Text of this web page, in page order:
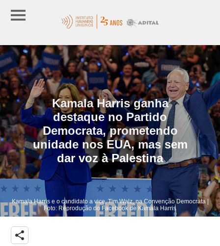
Kamala Harris ganha
destaque no Partido
Democrata, prometendo
unidade nos EUA, mas sem
dar voz à Palestina
Kamala Harris e o candidato a vice, Tim Walz, na Convenção Democrata |
Foto: Reprodução do Facebook de Kamala Harris
share